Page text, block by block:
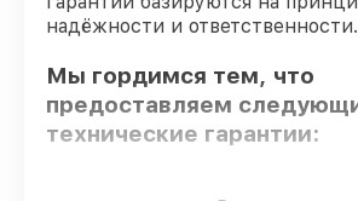
надёжности и ответственности.
Мы гордимся тем, что
предоставляем
технические гарантии: